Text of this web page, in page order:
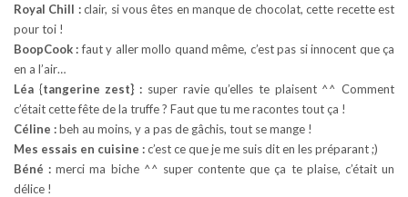
Royal Chill :clair, si vous êtes en manque de chocolat, cette recette est
pour toi !
BoopCook :faut y aller mollo quand même, c’est pas si innocent que ça
en a l’air…
Léa {tangerine zest} : super ravie qu’elles te plaisent ^^ Comment
c’était cette fête de la truffe ? Faut que tu me racontes tout ça !
Céline :beh au moins, y a pas de gâchis, tout se mange !
Mes essais en cuisine :c’est ce que je me suis dit en les préparant ;)
Béné : merci ma biche ^^ super contente que ça te plaise, c’était un
délice !